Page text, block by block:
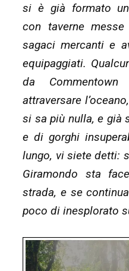
si è già formato
con taverne
sagaci mercanti e
equipaggiati.
da
attraversare
si sa più nulla, e già
e di gorghi
lungo, vi siete detti:
Giramondo sta
strada, e se
poco di inesplorato